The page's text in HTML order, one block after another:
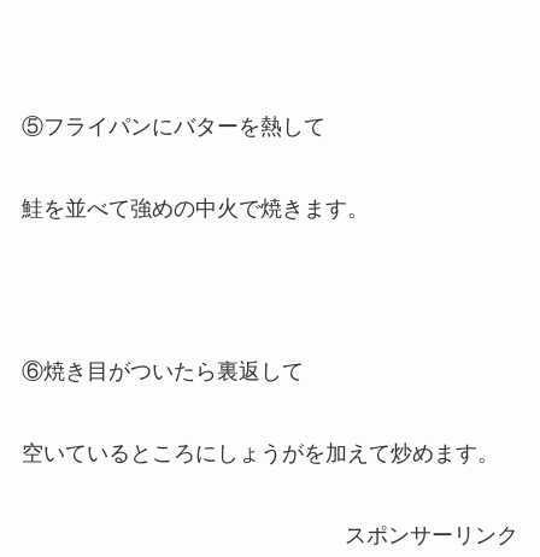
⑤フライパンにバターを熱して
鮭を並べて強めの中火で焼きます。
⑥焼き目がついたら裏返して
空いているところにしょうがを加えて炒めます。
スポンサーリンク